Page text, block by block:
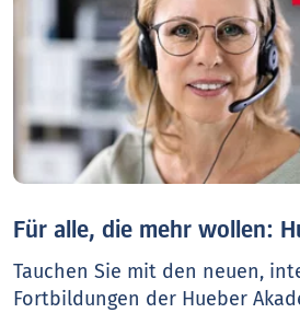
Für alle, die mehr wollen:
Tauchen Sie mit den neuen,
Fortbildungen der Hueber